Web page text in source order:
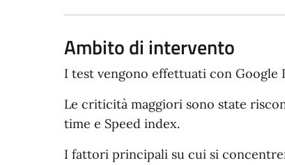
Ambito di intervento
I test vengono effettuati con Google
Le criticità maggiori sono state
time e Speed index.
I fattori principali su cui si